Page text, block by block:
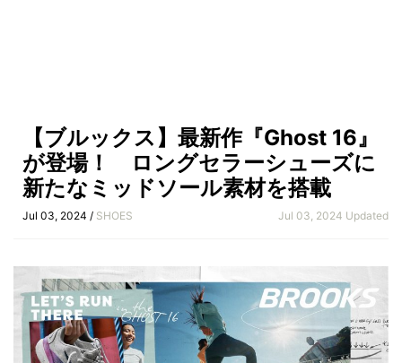
【ブルックス】最新作『Ghost 16』
が登場！ ロングセラーシューズに
新たなミッドソール素材を搭載
Jul 03, 2024 / SHOES Jul 03, 2024 Updated